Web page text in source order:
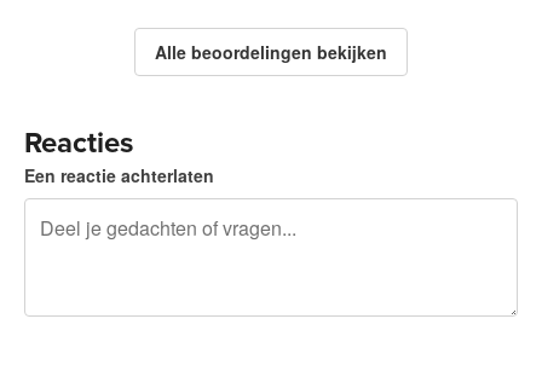
Alle beoordelingen bekijken
Reacties
Een reactie achterlaten